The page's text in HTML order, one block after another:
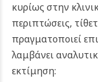
κυρίως στην
περιπτώσεις,
πραγματοποιεί
λαμβάνει
εκτίμηση: